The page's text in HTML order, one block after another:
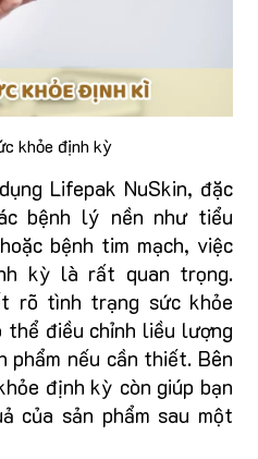
khỏe định kỳ
Lifepak NuSkin, đặc
bệnh lý nền như tiểu
bệnh tim mạch, việc
kỳ là rất quan trọng.
rõ tình trạng sức khỏe
thể điều chỉnh liều lượng
phẩm nếu cần thiết. Bên
định kỳ còn giúp bạn
của sản phẩm sau một